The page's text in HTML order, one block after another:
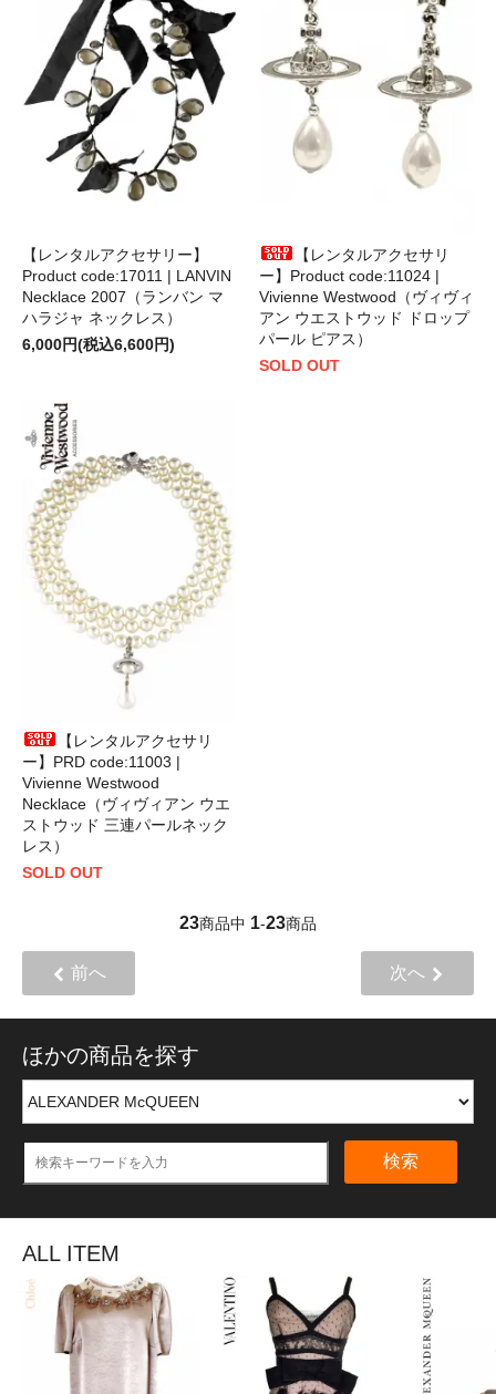
【レンタルアクセサリー】
Product code:17011 | LANVIN
Necklace 2007（ランバン マ
ハラジャ ネックレス）
6,000円(税込6,600円)
【レンタルアクセサリ
ー】Product code:11024 |
Vivienne Westwood（ヴィヴィ
アン ウエストウッド ドロップ
パール ピアス）
SOLD OUT
【レンタルアクセサリ
ー】PRD code:11003 |
Vivienne Westwood
Necklace（ヴィヴィアン ウエ
ストウッド 三連パールネック
レス）
SOLD OUT
23商品中 1-23商品
前へ 次へ
ほかの商品を探す
検索
ALL ITEM